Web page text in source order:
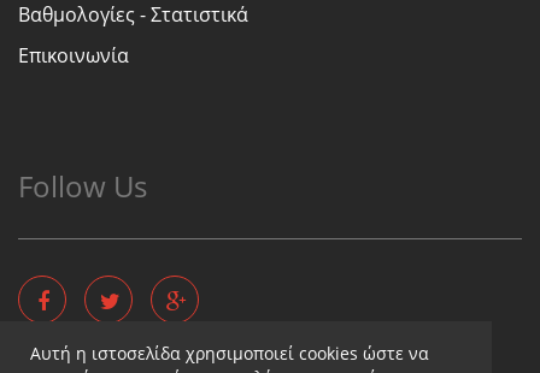
Βαθμολογίες - Στατιστικά
Επικοινωνία
Follow Us
Αυτή η ιστοσελίδα χρησιμοποιεί cookies ώστε να